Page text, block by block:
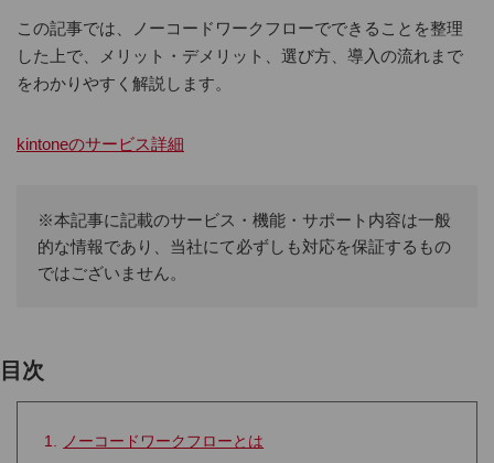
この記事では、ノーコードワークフローでできることを整理
した上で、メリット・デメリット、選び方、導入の流れまで
をわかりやすく解説します。
kintoneのサービス詳細
※本記事に記載のサービス・機能・サポート内容は一般
的な情報であり、当社にて必ずしも対応を保証するもの
ではございません。
目次
ノーコードワークフローとは